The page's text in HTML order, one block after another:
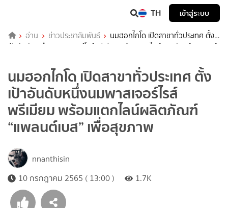
TH เข้าสู่ระบบ
อ่าน ข่าวประชาสัมพันธ์
นมฮอกไกโด เปิดสาขาทั่วประเทศ ตั้ง
เป้าอันดับหนึ่งนมพาสเจอร์ไรส์พรีเมียม พร้อมแตกไลน์ผลิตภัณฑ์ “แพลนต์
นมฮอกไกโด เปิดสาขาทั่วประเทศ ตั้ง
เป้าอันดับหนึ่งนมพาสเจอร์ไรส์
พรีเมียม พร้อมแตกไลน์ผลิตภัณฑ์
“แพลนต์เบส” เพื่อสุขภาพ
nnanthisin
10 กรกฎาคม 2565 ( 13:00 )
1.7K